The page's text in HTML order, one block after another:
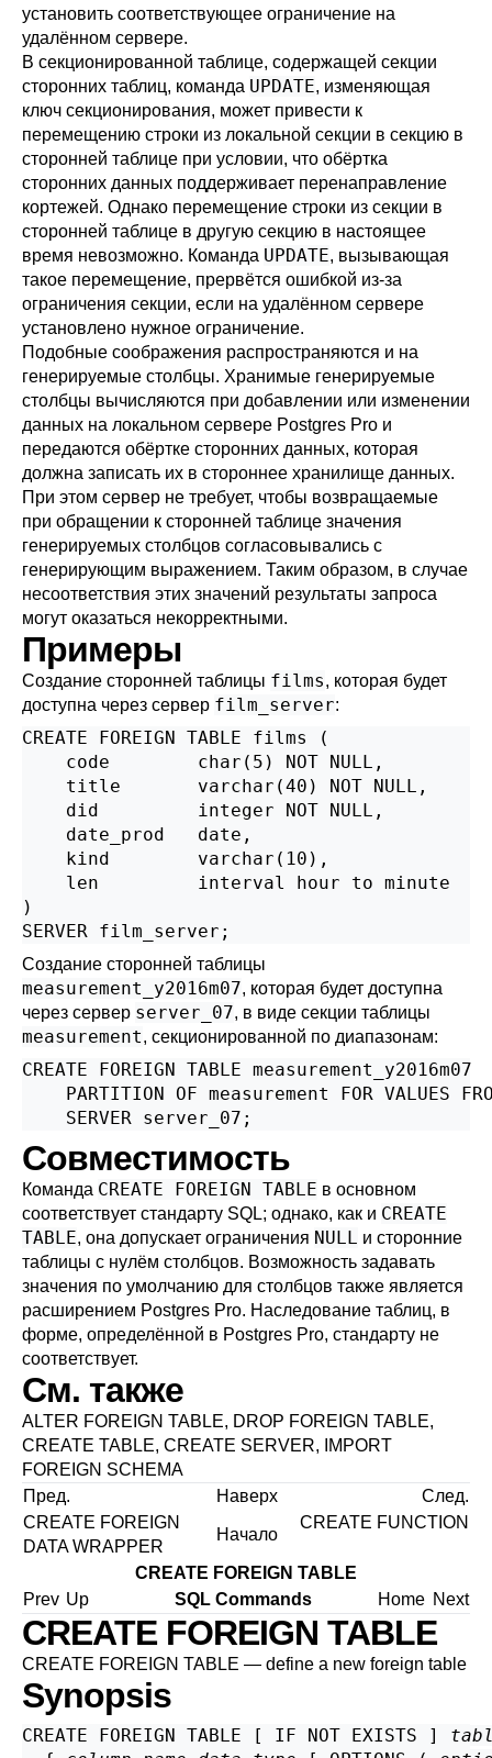
установить соответствующее ограничение на
удалённом сервере.
В секционированной таблице, содержащей секции
сторонних таблиц, команда UPDATE, изменяющая
ключ секционирования, может привести к
перемещению строки из локальной секции в секцию в
сторонней таблице при условии, что обёртка
сторонних данных поддерживает перенаправление
кортежей. Однако перемещение строки из секции в
сторонней таблице в другую секцию в настоящее
время невозможно. Команда UPDATE, вызывающая
такое перемещение, прервётся ошибкой из-за
ограничения секции, если на удалённом сервере
установлено нужное ограничение.
Подобные соображения распространяются и на
генерируемые столбцы. Хранимые генерируемые
столбцы вычисляются при добавлении или изменении
данных на локальном сервере Postgres Pro и
передаются обёртке сторонних данных, которая
должна записать их в стороннее хранилище данных.
При этом сервер не требует, чтобы возвращаемые
при обращении к сторонней таблице значения
генерируемых столбцов согласовывались с
генерирующим выражением. Таким образом, в случае
несоответствия этих значений результаты запроса
могут оказаться некорректными.
Примеры
Создание сторонней таблицы films, которая будет
доступна через сервер film_server:
CREATE FOREIGN TABLE films (
    code        char(5) NOT NULL,
    title       varchar(40) NOT NULL,
    did         integer NOT NULL,
    date_prod   date,
    kind        varchar(10),
    len         interval hour to minute
)
SERVER film_server;
Создание сторонней таблицы
measurement_y2016m07, которая будет доступна
через сервер server_07, в виде секции таблицы
measurement, секционированной по диапазонам:
CREATE FOREIGN TABLE measurement_y2016m07
PARTITION OF measurement FOR VALUES
    SERVER server_07;
Совместимость
Команда CREATE FOREIGN TABLE в основном
соответствует стандарту SQL; однако, как и CREATE
TABLE, она допускает ограничения NULL и сторонние
таблицы с нулём столбцов. Возможность задавать
значения по умолчанию для столбцов также является
расширением Postgres Pro. Наследование таблиц, в
форме, определённой в Postgres Pro, стандарту не
соответствует.
См. также
ALTER FOREIGN TABLE, DROP FOREIGN TABLE,
CREATE TABLE, CREATE SERVER,
IMPORT
FOREIGN SCHEMA
Пред.
Наверх
След.
CREATE FOREIGN
DATA WRAPPER
Начало
CREATE FUNCTION
CREATE FOREIGN TABLE
Prev Up SQL Commands Home Next
CREATE FOREIGN TABLE
CREATE FOREIGN TABLE — define a new foreign table
Synopsis
CREATE FOREIGN TABLE [ IF NOT EXISTS ]